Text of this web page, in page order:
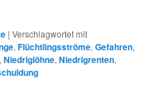
|Verschlagwortet mit
,Flüchtlingsströme,Gefahren,
,Niedriglöhne,Niedrigrenten,